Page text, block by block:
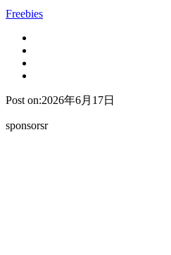
Freebies
Post on:2026年6月17日
sponsorsr